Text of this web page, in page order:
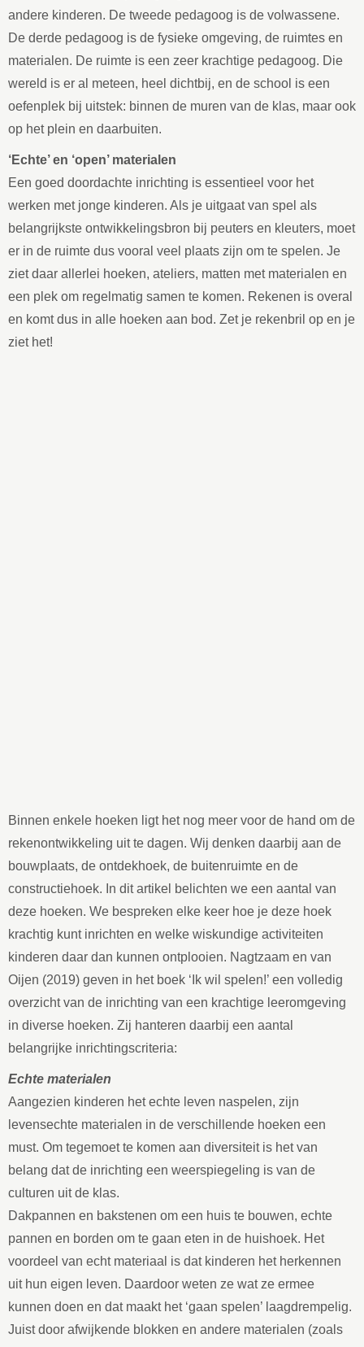
andere kinderen. De tweede pedagoog is de volwassene.
De derde pedagoog is de fysieke omgeving, de ruimtes en
materialen. De ruimte is een zeer krachtige pedagoog. Die
wereld is er al meteen, heel dichtbij, en de school is een
oefenplek bij uitstek: binnen de muren van de klas, maar ook
op het plein en daarbuiten.
‘Echte’ en ‘open’ materialen
Een goed doordachte inrichting is essentieel voor het
werken met jonge kinderen. Als je uitgaat van spel als
belangrijkste ontwikkelingsbron bij peuters en kleuters, moet
er in de ruimte dus vooral veel plaats zijn om te spelen. Je
ziet daar allerlei hoeken, ateliers, matten met materialen en
een plek om regelmatig samen te komen. Rekenen is overal
en komt dus in alle hoeken aan bod. Zet je rekenbril op en je
ziet het!
Binnen enkele hoeken ligt het nog meer voor de hand om de
rekenontwikkeling uit te dagen. Wij denken daarbij aan de
bouwplaats, de ontdekhoek, de buitenruimte en de
constructiehoek. In dit artikel belichten we een aantal van
deze hoeken. We bespreken elke keer hoe je deze hoek
krachtig kunt inrichten en welke wiskundige activiteiten
kinderen daar dan kunnen ontplooien. Nagtzaam en van
Oijen (2019) geven in het boek ‘Ik wil spelen!’ een volledig
overzicht van de inrichting van een krachtige leeromgeving
in diverse hoeken. Zij hanteren daarbij een aantal
belangrijke inrichtingscriteria:
Echte materialen
Aangezien kinderen het echte leven naspelen, zijn
levensechte materialen in de verschillende hoeken een
must. Om tegemoet te komen aan diversiteit is het van
belang dat de inrichting een weerspiegeling is van de
culturen uit de klas.
Dakpannen en bakstenen om een huis te bouwen, echte
pannen en borden om te gaan eten in de huishoek. Het
voordeel van echt materiaal is dat kinderen het herkennen
uit hun eigen leven. Daardoor weten ze wat ze ermee
kunnen doen en dat maakt het ‘gaan spelen’ laagdrempelig.
Juist door afwijkende blokken en andere materialen (zoals